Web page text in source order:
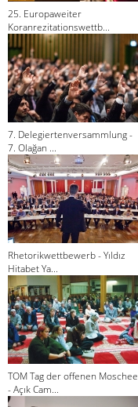
25. Europaweiter
Koranrezitationswettb...
7. Delegiertenversammlung -
7. Olağan ...
Rhetorikwettbewerb - Yıldız
Hitabet Ya...
TOM Tag der offenen Moschee
- Açık Cam...